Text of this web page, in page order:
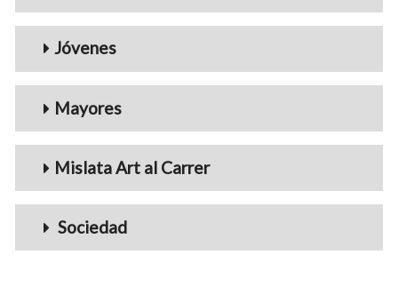
Jóvenes
Mayores
Mislata Art al Carrer
Sociedad